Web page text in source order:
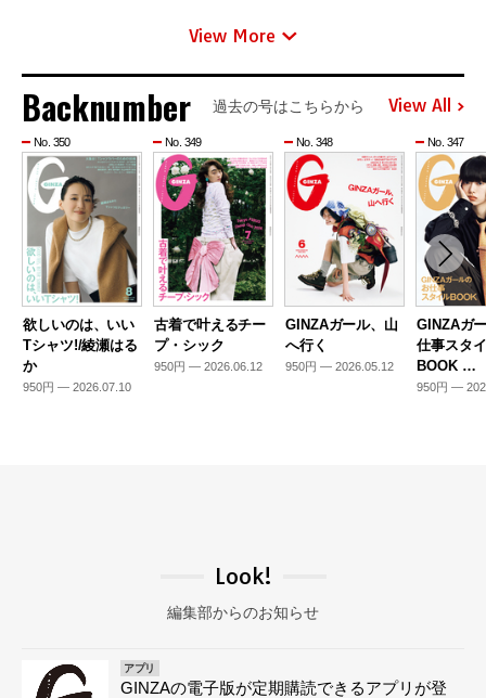
View More
Backnumber 過去の号はこちらから View All
No. 350
欲しいのは、いい
Tシャツ!/綾瀬はる
か
950円 — 2026.07.10
No. 349
古着で叶えるチー
プ・シック
950円 — 2026.06.12
No. 348
GINZAガール、山
へ行く
950円 — 2026.05.12
No. 347
GINZAガ
仕事スタ
BOOK …
950円 —
Look!
編集部からのお知らせ
アプリ
GINZAの電子版が定期購読できるアプリが登